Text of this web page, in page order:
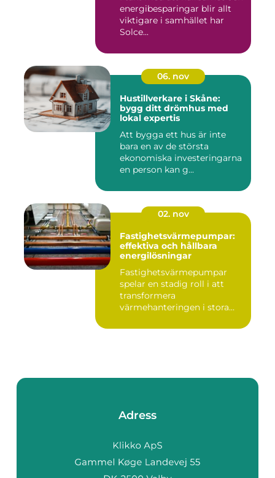
energibesparingar blir allt
viktigare i samhället har
Solce...
06. nov
Hustillverkare i Skåne:
bygg ditt drömhus med
lokal expertis
Att bygga ett hus är inte
bara en av de största
ekonomiska investeringarna
en person kan g...
02. nov
Fastighetsvärmepumpar:
effektiva och hållbara
energilösningar
Fastighetsvärmepumpar
spelar en stadig roll i att
transformera
värmehanteringen i stora
Adress